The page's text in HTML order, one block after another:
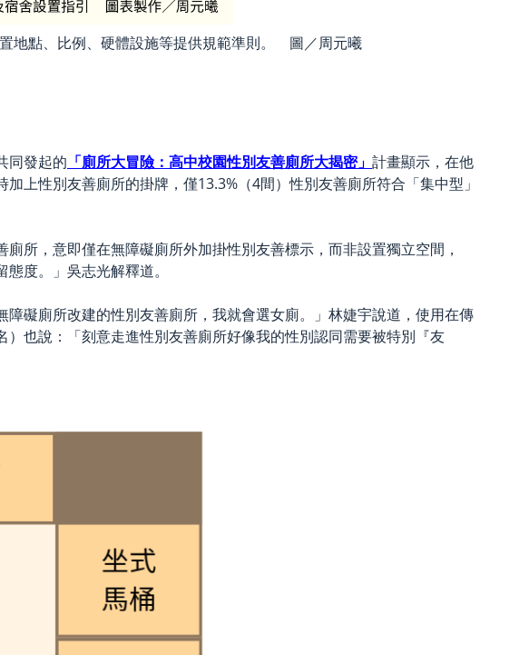
地點、比例、硬體設施等提供規範準則。 圖／周元曦
同發起的 「廁所大冒險：高中校園性別友善廁所大揭密」 計畫顯示，在他
上性別友善廁所的掛牌，僅13.3%（4間）性別友善廁所符合「集中型」
所，意即僅在無障礙廁所外加掛性別友善標示，而非設置獨立空間，
度。」吳志光解釋道。
礙廁所改建的性別友善廁所，我就會選女廁。」林婕宇說道，使用在傳
也說：「刻意走進性別友善廁所好像我的性別認同需要被特別『友